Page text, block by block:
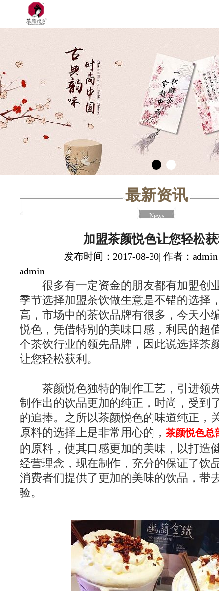
最新资讯
News
加盟茶颜悦色让您轻松
发布时间：2017-08-30| 作者：
admin
很多有一定资金的朋友都有加盟创
季节选择加盟茶饮做生意是不错的选择
高，市场中的茶饮品牌有很多，今天小
悦色，凭借特别的美味口感，利民的超
个茶饮行业的领先品牌，因此说选择茶
让您轻松获利。
茶颜悦色独特的制作工艺，引进领
制作出的饮品更加的纯正，时尚，受到
的追捧。之所以茶颜悦色的味道纯正，
原料的选择上是非常用心的， 茶颜悦色总
的原料，使其口感更加的美味，以打造
经营理念，现在制作，充分的保证了饮
消费者们提供了更加的美味的饮品，带
验。